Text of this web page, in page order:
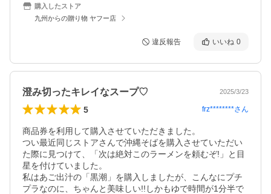
購入したストア
九州からの贈り物 ヤフー店
違反報告 いいね 0
澄み切ったキレイなスープ♡ 2025/3/23
5 frz********さん
商品券を利用して購入させていただきました。
つい最近同じストアさんで沖縄そばを購入させていただい
た際に見つけて、「次は絶対このラーメンを頼むぞ!」と目
星を付けていました。
私はあご出汁の「黒潮」を購入しましたが、こんなにプチ
プラなのに、ちゃんと美味しい!!しかもゆで時間が1分半で